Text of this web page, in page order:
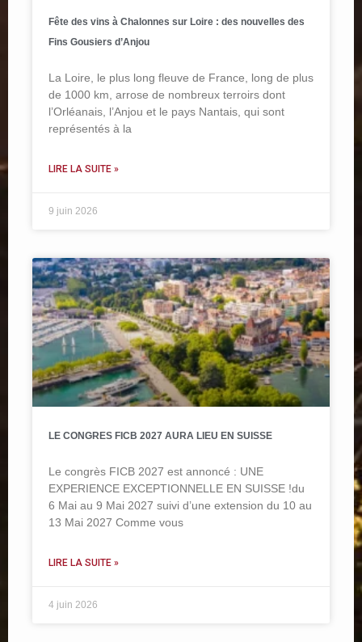
Fête des vins à Chalonnes sur Loire : des nouvelles des
Fins Gousiers d’Anjou
La Loire, le plus long fleuve de France, long de plus
de 1000 km, arrose de nombreux terroirs dont
l’Orléanais, l’Anjou et le pays Nantais, qui sont
représentés à la
LIRE LA SUITE »
9 juin 2026
LE CONGRES FICB 2027 AURA LIEU EN SUISSE
Le congrès FICB 2027 est annoncé : UNE
EXPERIENCE EXCEPTIONNELLE EN SUISSE !du
6 Mai au 9 Mai 2027 suivi d’une extension du 10 au
13 Mai 2027 Comme vous
LIRE LA SUITE »
4 juin 2026